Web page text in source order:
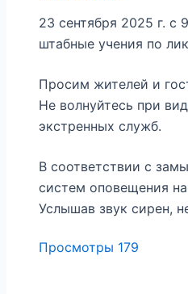
23 сентября 2025 г. с
штабные учения по
Просим жителей и
Не волнуйтесь при
экстренных служб.
В соответствии с
систем оповещения
Услышав звук сирен,
Просмотры 179